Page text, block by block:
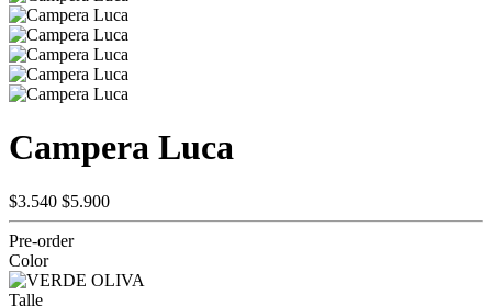
Campera Luca
$3.540 $5.900
Pre-order
Color
Talle